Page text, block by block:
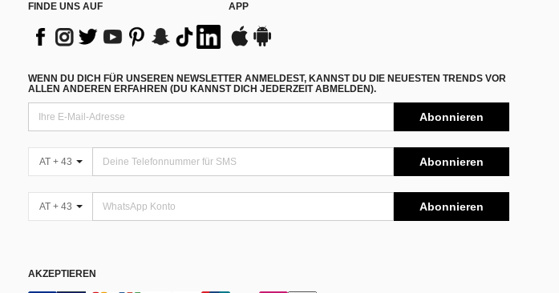
FINDE UNS AUF APP
WENN DU DICH FÜR UNSEREN NEWSLETTER ANMELDEST, KANNST DU DIE NEUESTEN TRENDS VOR
ALLEN ANDEREN ERFAHREN (DU KANNST DICH JEDERZEIT ABMELDEN).
Abonnieren
AT + 43 Abonnieren
AT + 43 Abonnieren
AKZEPTIEREN